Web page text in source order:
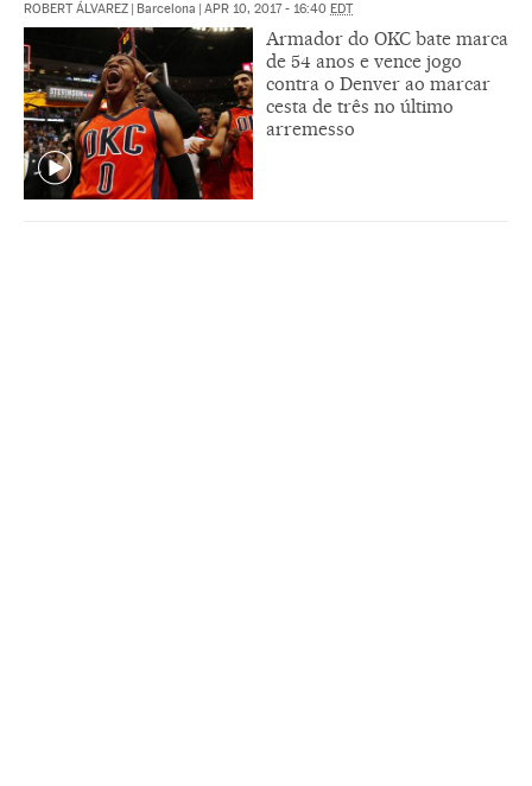
ROBERT ÁLVAREZ Barcelona APR 10, 2017 - 16:40 EDT
Armador do OKC bate marca
de 54 anos e vence jogo
contra o Denver ao marcar
cesta de três no último
arremesso